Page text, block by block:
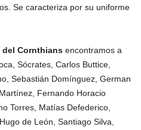
Se caracteriza por su uniforme
Cornthians encontramos a
Sócrates, Carlos Buttice,
Sebastián Domínguez, German
Fernando Horacio
Torres, Matías Defederico,
de León, Santiago Silva,